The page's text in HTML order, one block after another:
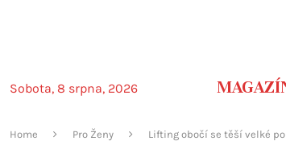
Sobota, 8 srpna, 2026
Home Pro Ženy Lifting obočí se těší velké